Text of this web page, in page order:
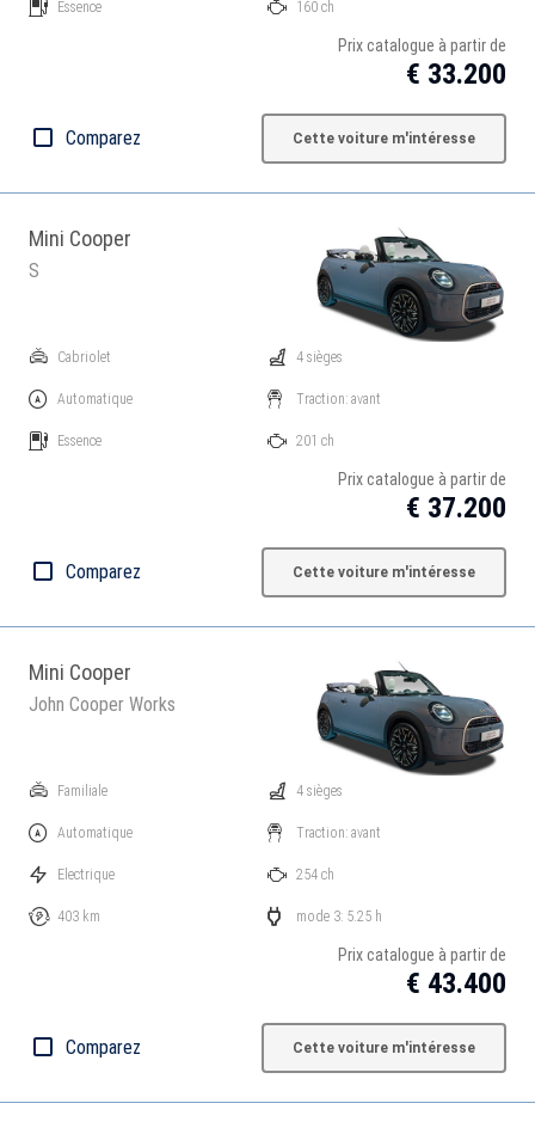
Essence 160 ch
Prix catalogue à partir de
€ 33.200
Comparez Cette voiture m'intéresse
Mini Cooper
S
Cabriolet
Automatique
Essence
4 sièges
Traction: avant
201 ch
Prix catalogue à partir de
€ 37.200
Comparez Cette voiture m'intéresse
Mini Cooper
John Cooper Works
Familiale
Automatique
Electrique
403 km
4 sièges
Traction: avant
254 ch
mode 3: 5.25 h
Prix catalogue à partir de
€ 43.400
Comparez Cette voiture m'intéresse